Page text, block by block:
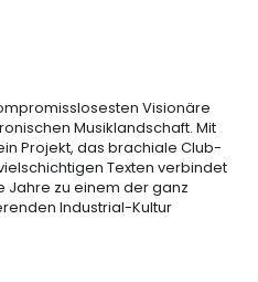
Visionäre
Musiklandschaft. Mit
Projekt, das brachiale Club-
Texten verbindet
Jahre zu einem der ganz
Industrial-Kultur